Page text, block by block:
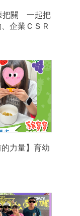
把關 一起把
企業ＣＳＲ
力量】育幼